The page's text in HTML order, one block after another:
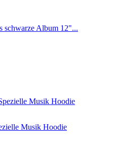
Album 12"...
Musik Hoodie